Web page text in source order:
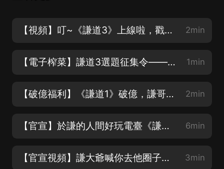
【視頻】叮~《謙道3》上線啦，戳這里馬上收聽！ 2min
【電子榨菜】謙道3選題征集令——到！各位鐵粉您請進 1min
【破億福利】《謙道1》破億，謙哥送福利 2min
【官宣】於謙的人間好玩電臺《謙道•笑玩江湖》歡樂上線啦！ 6min
【官宣視頻】謙大爺喊你去他圈子撒了歡玩兒 3min